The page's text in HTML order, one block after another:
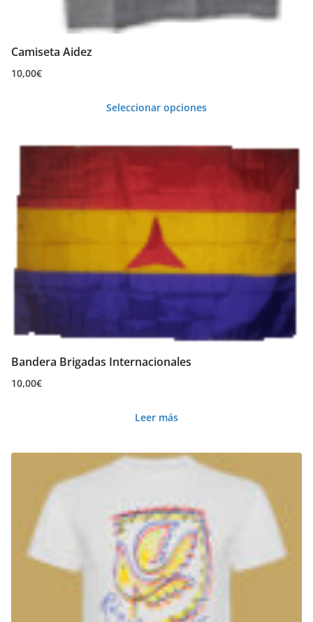
Camiseta Aidez
10,00€
Seleccionar opciones
producto
variantes.
se
pueden
página
de
Bandera Brigadas Internacionales
10,00€
Leer más